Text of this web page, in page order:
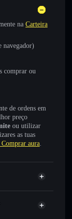
na Carteira
navegador)
comprar ou
de ordens em
preço
ou utilizar
as tuas
aura.